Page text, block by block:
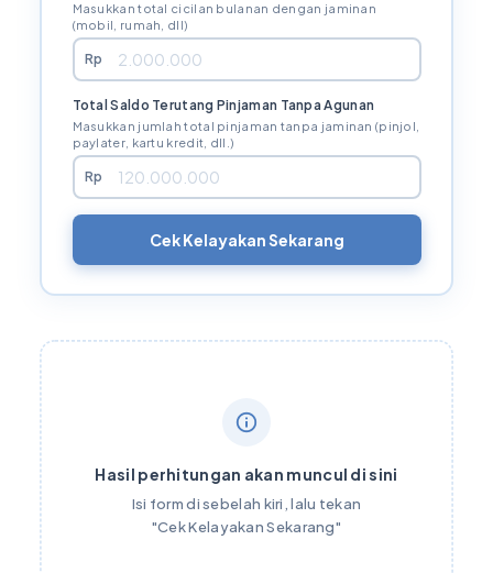
Masukkan total cicilan bulanan dengan jaminan
(mobil, rumah, dll)
Rp
Total Saldo Terutang Pinjaman Tanpa Agunan
Masukkan jumlah total pinjaman tanpa jaminan (pinjol,
paylater, kartu kredit, dll.)
Rp
Cek Kelayakan Sekarang
Hasil perhitungan akan muncul di sini
Isi form di sebelah kiri, lalu tekan
"Cek Kelayakan Sekarang"